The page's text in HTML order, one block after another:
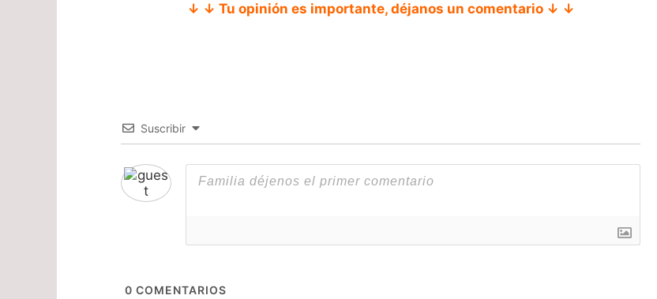
↓ ↓ Tu opinión es importante, déjanos un comentario ↓ ↓
Suscribir
0 COMENTARIOS